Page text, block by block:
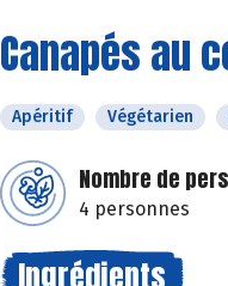
Canapés au
Apéritif Végétarien
Nombre de
4 personnes
Ingrédients